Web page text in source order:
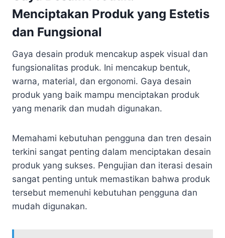
Menciptakan Produk yang Estetis
dan Fungsional
Gaya desain produk mencakup aspek visual dan
fungsionalitas produk. Ini mencakup bentuk,
warna, material, dan ergonomi. Gaya desain
produk yang baik mampu menciptakan produk
yang menarik dan mudah digunakan.
Memahami kebutuhan pengguna dan tren desain
terkini sangat penting dalam menciptakan desain
produk yang sukses. Pengujian dan iterasi desain
sangat penting untuk memastikan bahwa produk
tersebut memenuhi kebutuhan pengguna dan
mudah digunakan.